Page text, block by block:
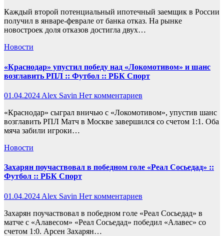
Каждый второй потенциальный ипотечный заемщик в России
получил в январе-феврале от банка отказ. На рынке
новостроек доля отказов достигла двух…
Новости
«Краснодар» упустил победу над «Локомотивом» и шанс
возглавить РПЛ :: Футбол :: РБК Спорт
01.04.2024 Alex Savin Нет комментариев
«Краснодар» сыграл вничью с «Локомотивом», упустив шанс
возглавить РПЛ Матч в Москве завершился со счетом 1:1. Оба
мяча забили игроки…
Новости
Захарян поучаствовал в победном голе «Реал Сосьедад» ::
Футбол :: РБК Спорт
01.04.2024 Alex Savin Нет комментариев
Захарян поучаствовал в победном голе «Реал Сосьедад» в
матче с «Алавесом» «Реал Сосьедад» победил «Алавес» со
счетом 1:0. Арсен Захарян…